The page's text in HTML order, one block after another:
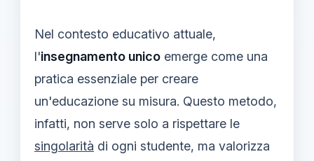
Nel contesto educativo attuale,
l'insegnamento unico emerge come una
pratica essenziale per creare
un'educazione su misura. Questo metodo,
infatti, non serve solo a rispettare le
singolarità di ogni studente, ma valorizza